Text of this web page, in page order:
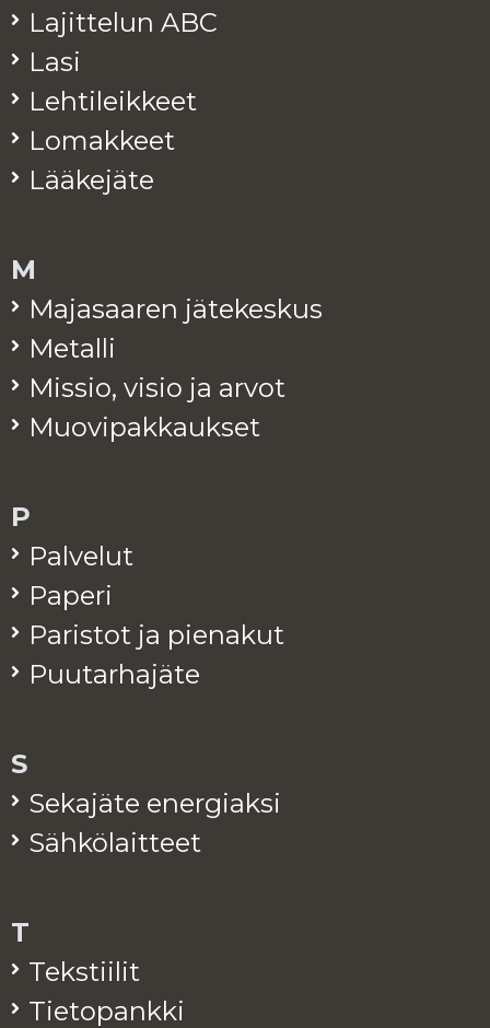
La­jit­te­lun ABC
Lasi
Leh­ti­leik­keet
Lo­mak­keet
Lää­ke­jä­te
M
Ma­ja­saa­ren jä­te­kes­kus
Me­tal­li
Mis­sio, visio ja arvot
Muo­vi­pak­kauk­set
P
Pal­ve­lut
Pa­pe­ri
Pa­ris­tot ja pie­na­kut
Puu­tar­ha­jä­te
S
Se­ka­jä­te ener­giak­si
Säh­kö­lait­teet
T
Teks­tii­lit
Tie­to­pank­ki